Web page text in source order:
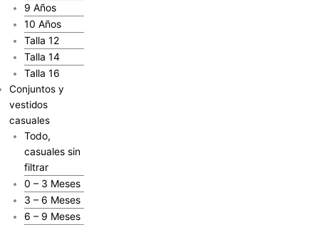
9 Años
10 Años
Talla 12
Talla 14
Talla 16
Conjuntos y
vestidos
casuales
Todo,
casuales sin
filtrar
0 – 3 Meses
3 – 6 Meses
6 – 9 Meses